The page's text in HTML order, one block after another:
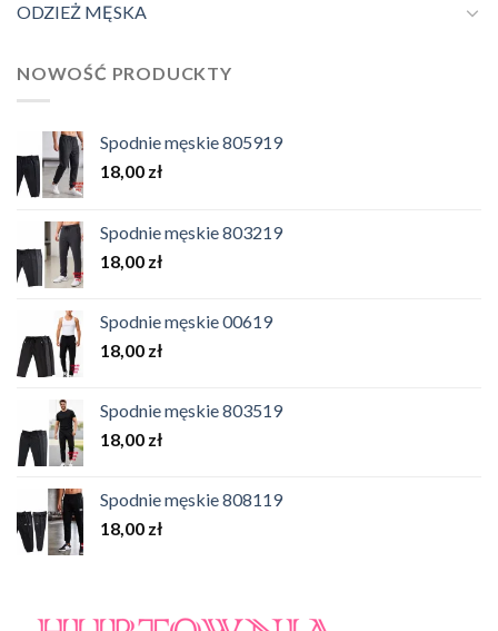
ODZIEŻ MĘSKA
NOWOŚĆ PRODUCKTY
Spodnie męskie 805919
18,00 zł
Spodnie męskie 803219
18,00 zł
Spodnie męskie 00619
18,00 zł
Spodnie męskie 803519
18,00 zł
Spodnie męskie 808119
18,00 zł